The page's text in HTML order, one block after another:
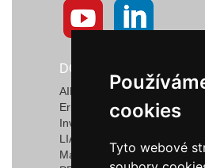
cookies
Tyto webové
cookies
Tyto webové
DODAVATELÉ
AIRTECT Plastic Leak Alarm
Ermanno Balzi S.r.l.
Invotec Solutions Limited
LIAD Weighing and Control
Marquardt GmbH & Co. KG